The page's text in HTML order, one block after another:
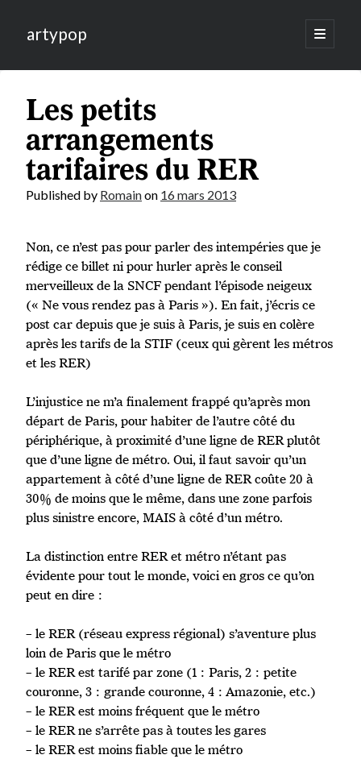
artypop
open
primary
Les petits
arrangements
tarifaires du RER
Published by Romainon 16 mars 2013
Non, ce n’est pas pour parler des intempéries que je
rédige ce billet ni pour hurler après le conseil
merveilleux de la SNCF pendant l’épisode neigeux
(« Ne vous rendez pas à Paris »). En fait, j’écris ce
post car depuis que je suis à Paris, je suis en colère
après les tarifs de la STIF (ceux qui gèrent les métros
et les RER)
L’injustice ne m’a finalement frappé qu’après mon
départ de Paris, pour habiter de l’autre côté du
périphérique, à proximité d’une ligne de RER plutôt
que d’une ligne de métro. Oui, il faut savoir qu’un
appartement à côté d’une ligne de RER coûte 20 à
30% de moins que le même, dans une zone parfois
plus sinistre encore, MAIS à côté d’un métro.
La distinction entre RER et métro n’étant pas
évidente pour tout le monde, voici en gros ce qu’on
peut en dire :
– le RER (réseau express régional) s’aventure plus
loin de Paris que le métro
– le RER est tarifé par zone (1 : Paris, 2 : petite
couronne, 3 : grande couronne, 4 : Amazonie, etc.)
– le RER est moins fréquent que le métro
– le RER ne s’arrête pas à toutes les gares
– le RER est moins fiable que le métro